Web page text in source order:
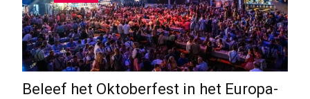
Beleef het Oktoberfest in het Europa-